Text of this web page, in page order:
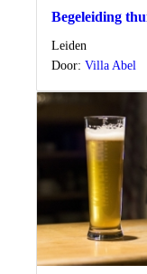
Begeleiding
Locatie
Leiden
Door: Villa Abel